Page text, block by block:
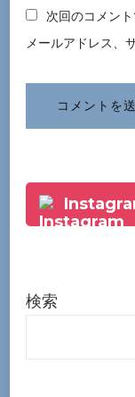
次回のコメン
メールアドレス、
検索